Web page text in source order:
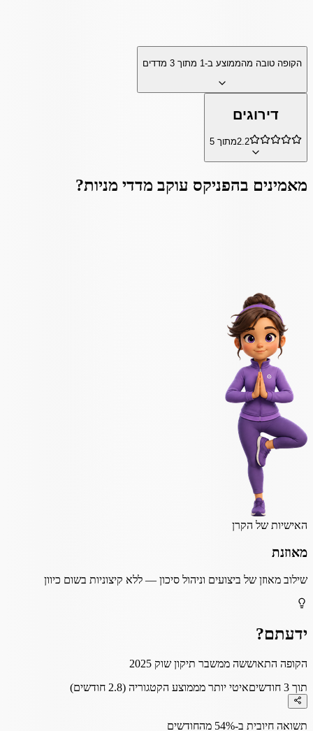
הקופה טובה מהממוצע ב- 1 מתוך 3 מדדים
דירוגים
2.2מתוך 5
מאמינים בהפניקס עוקב מדדי מניות?
האישיות של הקרן
מאוזנת
שילוב מאוזן של ביצועים וניהול סיכון — ללא קיצוניות בשום כיוון
ידעתם?
הקופה התאוששה ממשבר תיקון שוק 2025
תוך 3 חודשים
איטי יותר מממוצע הקטגוריה (2.8 חודשים)
תשואה חיובית ב-54% מהחודשים